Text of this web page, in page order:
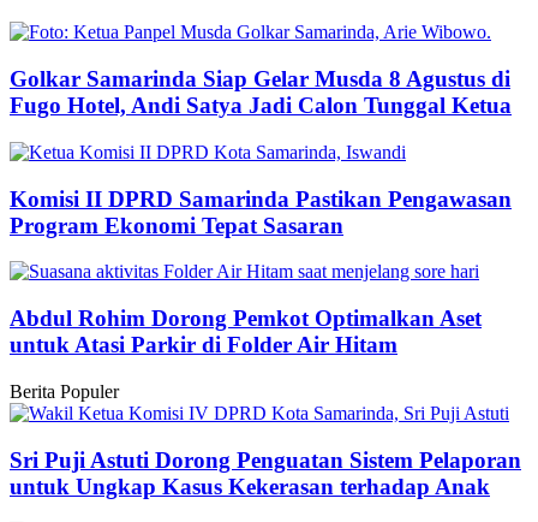
Golkar Samarinda Siap Gelar Musda 8 Agustus di
Fugo Hotel, Andi Satya Jadi Calon Tunggal Ketua
Komisi II DPRD Samarinda Pastikan Pengawasan
Program Ekonomi Tepat Sasaran
Abdul Rohim Dorong Pemkot Optimalkan Aset
untuk Atasi Parkir di Folder Air Hitam
Berita Populer
Sri Puji Astuti Dorong Penguatan Sistem Pelaporan
untuk Ungkap Kasus Kekerasan terhadap Anak